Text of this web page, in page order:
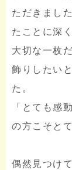
ただきまし
たことに深
大切な一枚
飾りしたい
た。
「とても感
の方こそと
偶然見つけ